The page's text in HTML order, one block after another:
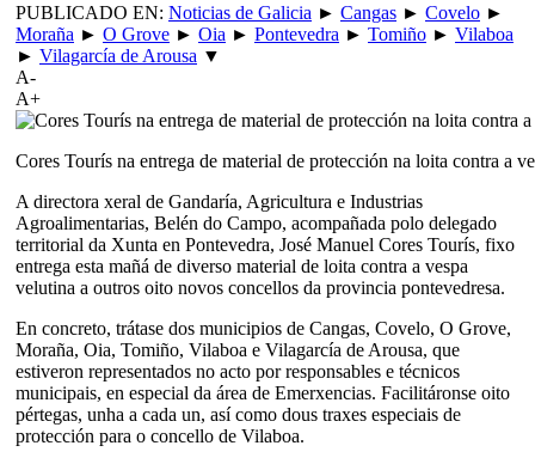
PUBLICADO EN: Noticias de Galicia ► Cangas ► Covelo ►
Moraña ► O Grove ► Oia ► Pontevedra ► Tomiño ► Vilaboa
► Vilagarcía de Arousa ▼
A-
A+
Cores Tourís na entrega de material de protección na loita contra a
A directora xeral de Gandaría, Agricultura e Industrias
Agroalimentarias, Belén do Campo, acompañada polo delegado
territorial da Xunta en Pontevedra, José Manuel Cores Tourís, fixo
entrega esta mañá de diverso material de loita contra a vespa
velutina a outros oito novos concellos da provincia pontevedresa.
En concreto, trátase dos municipios de Cangas, Covelo, O Grove,
Moraña, Oia, Tomiño, Vilaboa e Vilagarcía de Arousa, que
estiveron representados no acto por responsables e técnicos
municipais, en especial da área de Emerxencias. Facilitáronse oito
pértegas, unha a cada un, así como dous traxes especiais de
protección para o concello de Vilaboa.